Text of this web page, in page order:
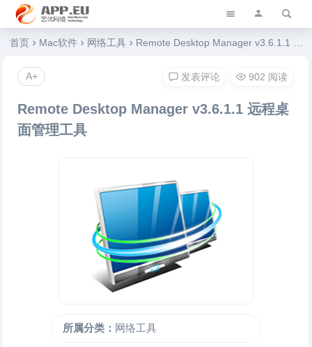
艺优软件乐园
首页 Mac软件 网络工具 Remote Desktop Manager v3.6.1.1 远程桌面管理工具
Remote Desktop Manager v3.6.1.1 远程桌
面管理工具
所属分类： 网络工具
发表评论 902 阅读
A+